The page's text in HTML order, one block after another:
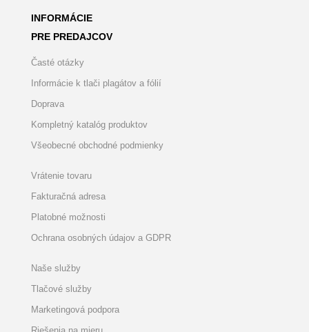
INFORMÁCIE
PRE PREDAJCOV
Časté otázky
Informácie k tlači plagátov a fólií
Doprava
Kompletný katalóg produktov
Všeobecné obchodné podmienky
Vrátenie tovaru
Fakturačná adresa
Platobné možnosti
Ochrana osobných údajov a GDPR
Naše služby
Tlačové služby
Marketingová podpora